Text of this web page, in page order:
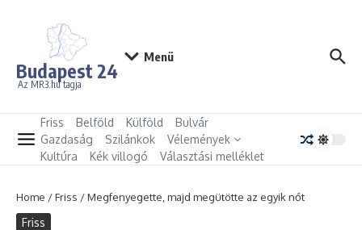
Budapest 24
Az MR3.hu tagja
Menü
Friss Belföld Külföld
Bulvár
Gazdaság
Szilánkok
Vélemények
Kultúra
Kék villogó Választási melléklet
Home /Friss /Megfenyegette, majd megütötte az egyik nőt
Friss